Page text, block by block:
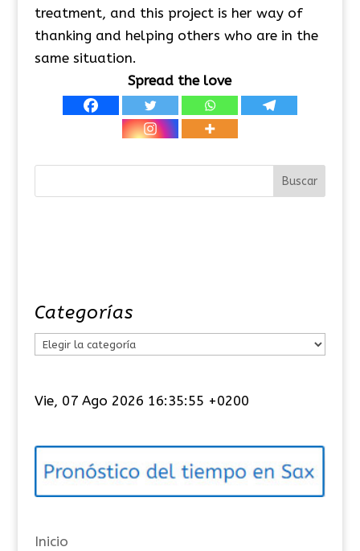
treatment, and this project is her way of
thanking and helping others who are in the
same situation.
Spread the love
Categorías
e
o
í
s
Vie, 07 Ago 2026 16:35:55 +0200
Inicio